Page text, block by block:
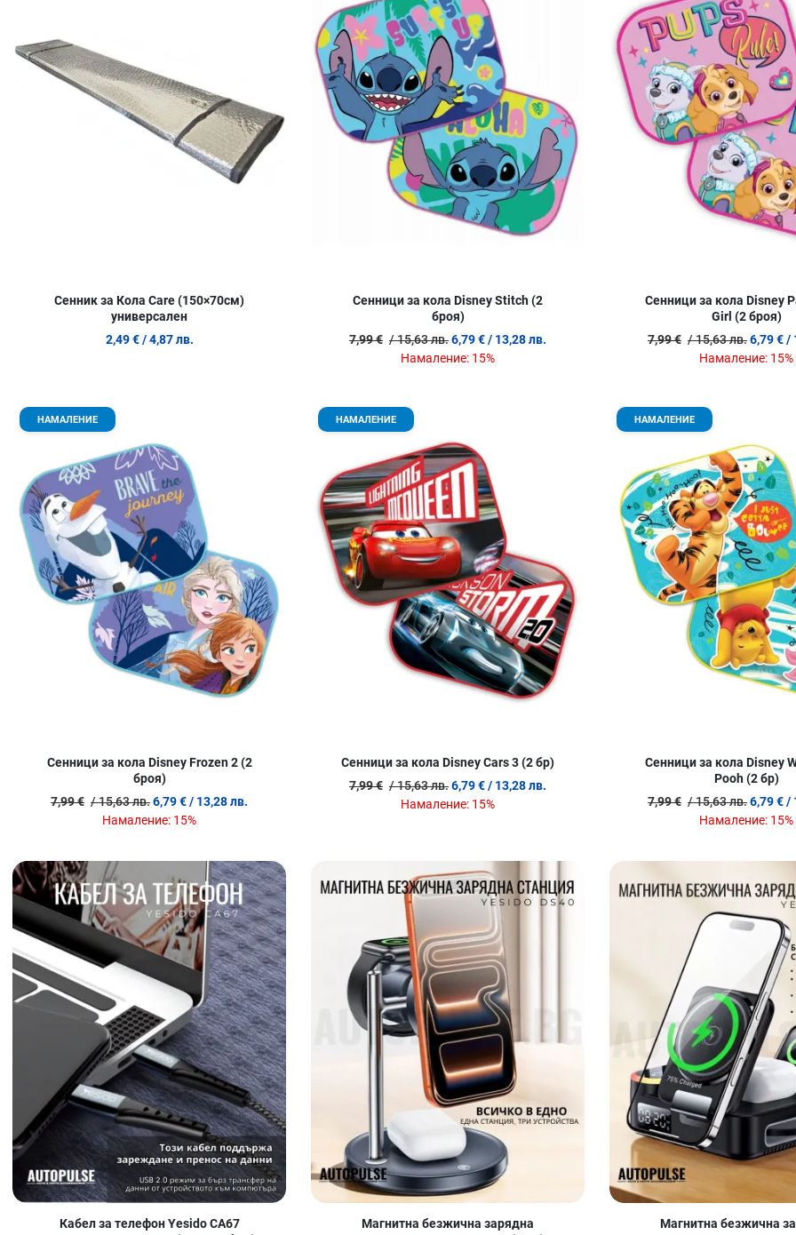
Quick View
Сенник за Кола Care (150×70см)
универсален
2,49 € / 4,87 лв.
Quick View
Сенници за кола Disney Stitch (2
броя)
7,99 € / 15,63 лв.6,79 €/ 13,28 лв.
Намаление: 15%
Сенници за кола Disney
Girl (2 броя)
7,99 € / 15,63 лв.6,79 €/
Намаление: 15%
НАМАЛЕНИЕ Добави в любими
Quick View
Сенници за кола Disney Frozen 2 (2
броя)
7,99 € / 15,63 лв.6,79 €/ 13,28 лв.
Намаление: 15%
НАМАЛЕНИЕ Добави в любими
Quick View
Сенници за кола Disney Cars 3 (2 бр)
7,99 € / 15,63 лв.6,79 €/ 13,28 лв.
Намаление: 15%
НАМАЛЕНИЕ
Сенници за кола Disney
Pooh (2 бр)
7,99 € / 15,63 лв.6,79 €/
Намаление: 15%
Кабел за телефон Yesido CA67
Добави в любими
Магнитна безжична зарядна
Магнитна безжична